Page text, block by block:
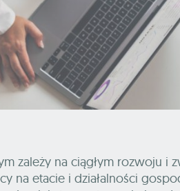
zależy na ciągłym rozwoju i
na etacie i działalności